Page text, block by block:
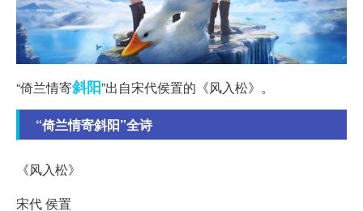
“倚兰情寄斜阳”出自宋代侯置的《风入松》。
“倚兰情寄斜阳”全诗
《风入松》
宋代 侯置